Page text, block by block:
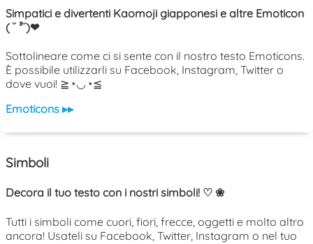
Simpatici e divertenti Kaomoji giapponesi e altre Emoticon
( ˘ ³˘)❤
Sottolineare come ci si sente con il nostro testo Emoticons.
È possibile utilizzarli su Facebook, Instagram, Twitter o
dove vuoi! ≧◔◡◔≦
Emoticons ▸▸
Simboli
Decora il tuo testo con i nostri simboli! ♡ ❀
Tutti i simboli come cuori, fiori, frecce, oggetti e molto altro
ancora! Usateli su Facebook, Twitter, Instagram o nel tuo